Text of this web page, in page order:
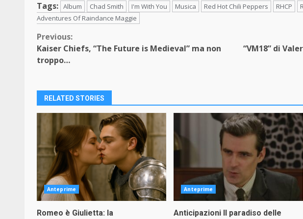
Tags: Album Chad Smith I'm With You Musica Red Hot Chili Peppers RHCP
Adventures Of Raindance Maggie
Continue
Reading
Previous:
Kaiser Chiefs, “The Future is Medieval” ma non
troppo…
“VM18” di
RELATED STORIES
Anteprime
Romeo è Giulietta: la
Anteprime
Anticipazioni Il paradiso delle